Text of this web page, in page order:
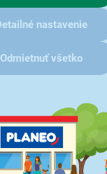
nastavenie
Odmietnuť všetko